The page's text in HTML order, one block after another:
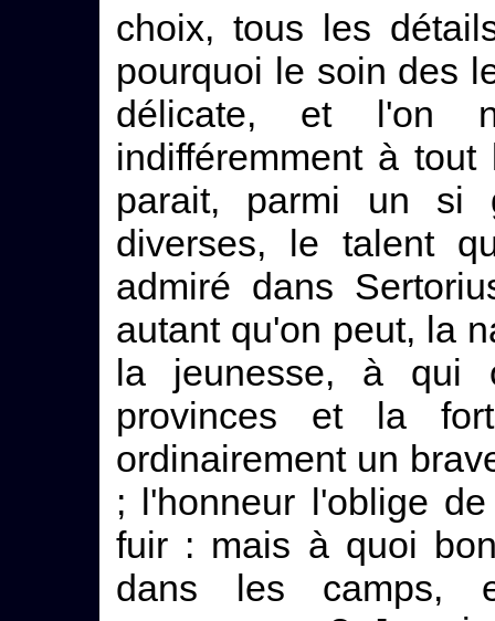
choix, tous les
pourquoi le soin des
délicate, et l'on
indifféremment à
parait, parmi un si
diverses, le talent
admiré dans
autant qu'on peut, la
la jeunesse, à qui
provinces et la
ordinairement un
; l'honneur l'oblige
fuir : mais à quoi
dans les camps,